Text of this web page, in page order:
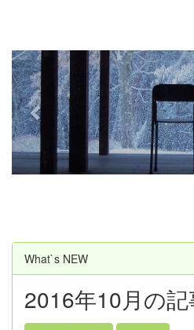
e
v
i
o
u
s
What`s NEW
2016年10月の